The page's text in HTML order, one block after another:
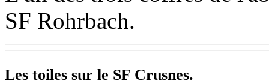
SF Rohrbach.
Les toiles sur le SF Crusnes.